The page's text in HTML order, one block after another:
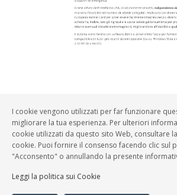
2019-2026 © Michele Saleri |
Via XX
(BS)
p.iva: 02513050985
I cookie vengono utilizzati per far funzionare
migliorare la tua esperienza. Per ulteriori
cookie utilizzati da questo sito Web, consultare
cookie. Puoi fornire il consenso facendo clic sul
"Acconsento" o annullando la presente
Leggi la politica sui Cookie